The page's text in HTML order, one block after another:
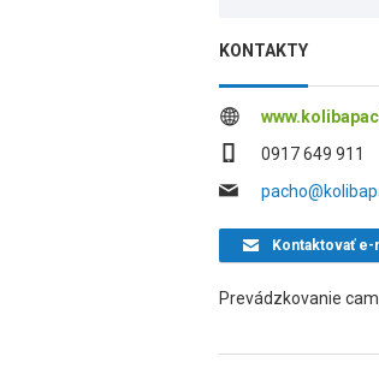
KONTAKTY
0917 649 911
Kontaktovaťe-
Prevádzkovanie